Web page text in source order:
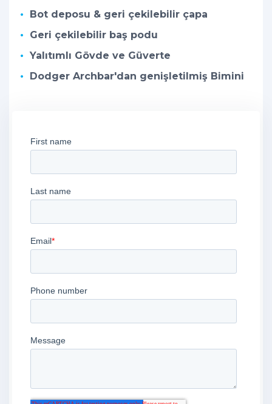
Bot deposu & geri çekilebilir çapa
Geri çekilebilir baş podu
Yalıtımlı Gövde ve Güverte
Dodger Archbar'dan genişletilmiş Bimini